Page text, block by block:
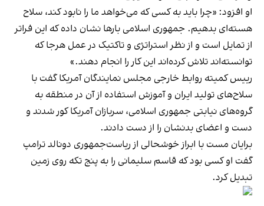
او افزود: «چرا باید به کسی که می‌خواهد ما را نابود کند، سلاح
هسته‌ای بدهیم. جمهوری اسلامی بارها نشان داده که این فراتر
از تمایل است و از نظر استراتژی و تاکتیک در عمل هرجا که
توانسته‌اند تلاش کرده‌اند این کار را انجام دهند.»
رییس کمیته روابط خارجی مجلس نمایندگان آمریکا گفت با
سلاح‌های تولید ایران و آموزش استفاده از آن در منطقه به
گروه‌های نیابتی جمهوری اسلامی، سربازان آمریکا کور شدند و
دست و اعضای بدنشان را از دست دادند.
برایان مست با ابراز خوشحالی از ریاست‌جمهوری دونالد ترامپ
گفت او کسی بود که قاسم سلیمانی را به پنج تکه روی زمین
تبدیل کرد.